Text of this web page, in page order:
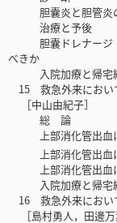
胆囊炎と胆管炎
治療と予後
胆囊ドレナージ：
べきか
入院加療と帰宅
15 救急外来におい
［中山由紀子］
総 論
上部消化管出血
上部消化管出血に
上部消化管出血に
入院加療と帰宅
16 救急外来におい
［島村勇人，田邊万